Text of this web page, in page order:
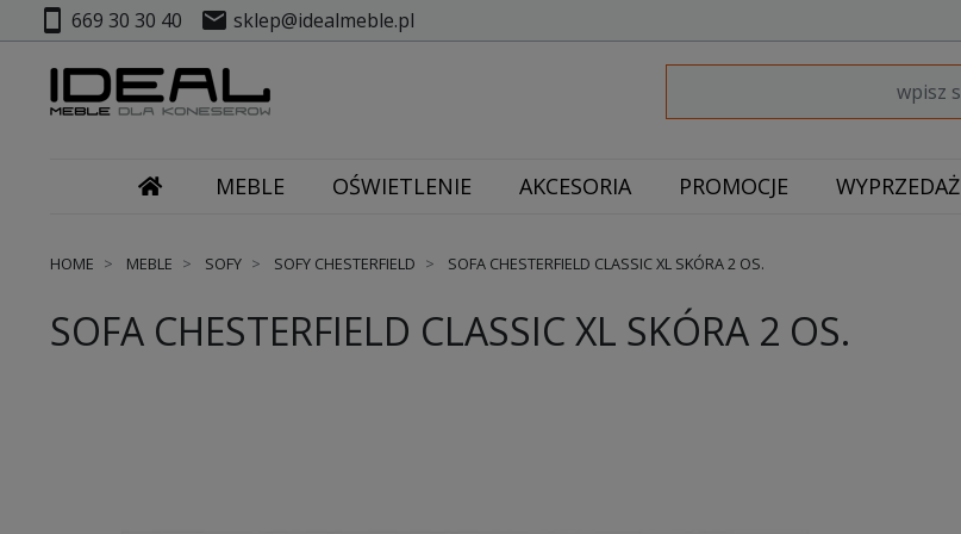
smartphone 669 30 30 40 mail sklep@idealmeble.pl
MEBLE OŚWIETLENIE AKCESORIA PROMOCJE WYPRZEDAŻ
HOME MEBLE SOFY SOFY CHESTERFIELD SOFA CHESTERFIELD CLASSIC XL SKÓRA 2 OS.
SOFA CHESTERFIELD CLASSIC XL SKÓRA 2 OS.